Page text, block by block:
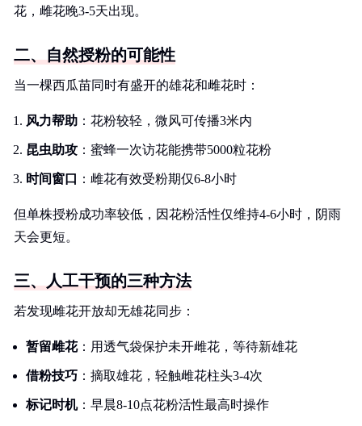
花，雌花晚3-5天出现。
二、自然授粉的可能性
当一棵西瓜苗同时有盛开的雄花和雌花时：
风力帮助 ：花粉较轻，微风可传播3米内
昆虫助攻 ：蜜蜂一次访花能携带5000粒花粉
时间窗口 ：雌花有效受粉期仅6-8小时
但单株授粉成功率较低，因花粉活性仅维持4-6小时，阴雨
天会更短。
三、人工干预的三种方法
若发现雌花开放却无雄花同步：
暂留雌花：用透气袋保护未开雌花，等待新雄花
借粉技巧 ：摘取雄花，轻触雌花柱头3-4次
标记时机：早晨8-10点花粉活性最高时操作